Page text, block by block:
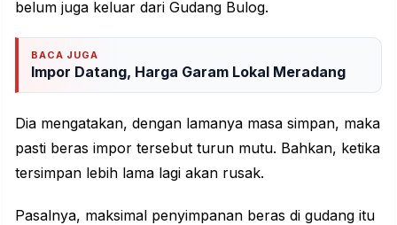
belum juga keluar dari Gudang Bulog.
BACA JUGA
Impor Datang, Harga Garam Lokal Meradang
Dia mengatakan, dengan lamanya masa simpan, maka
pasti beras impor tersebut turun mutu. Bahkan, ketika
tersimpan lebih lama lagi akan rusak.
Pasalnya, maksimal penyimpanan beras di gudang itu